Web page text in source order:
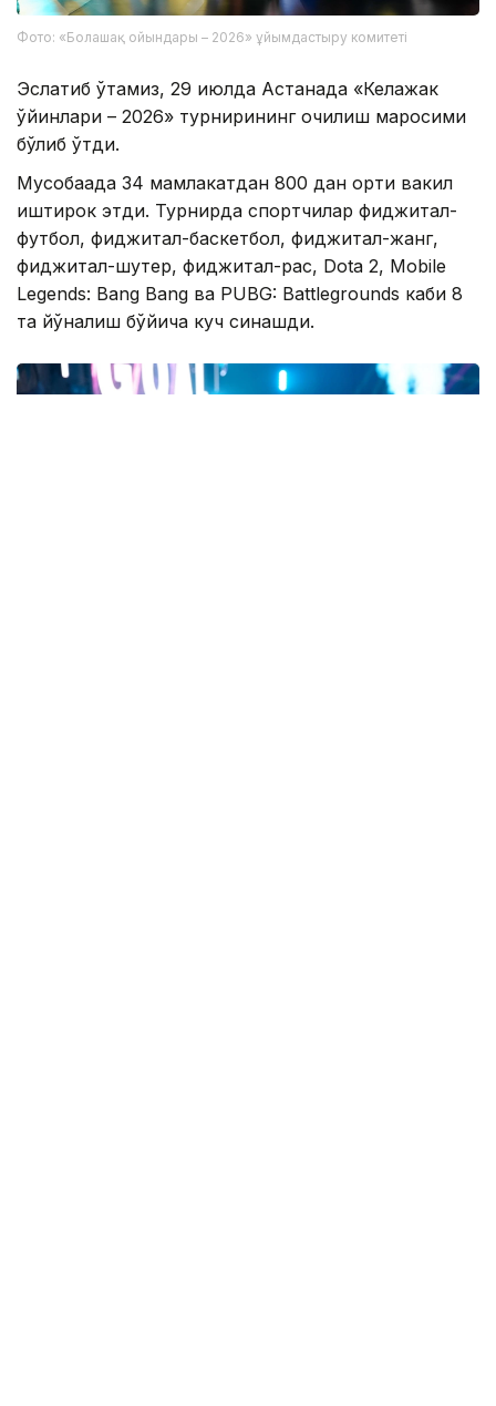
Фото: «Болашақ ойындары – 2026» ұйымдастыру комитеті
Эслатиб ўтамиз, 29 июлда Астанада «Келажак
ўйинлари – 2026» турнирининг очилиш маросими
бўлиб ўтди.
Мусобақада 34 мамлакатдан 800 дан ортиқ вакил
иштирок этди. Турнирда спортчилар фиджитал-
футбол, фиджитал-баскетбол, фиджитал-жанг,
фиджитал-шутер, фиджитал-рақс, Dota 2, Mobile
Legends: Bang Bang ва PUBG: Battlegrounds каби 8
та йўналиш бўйича куч синашди.